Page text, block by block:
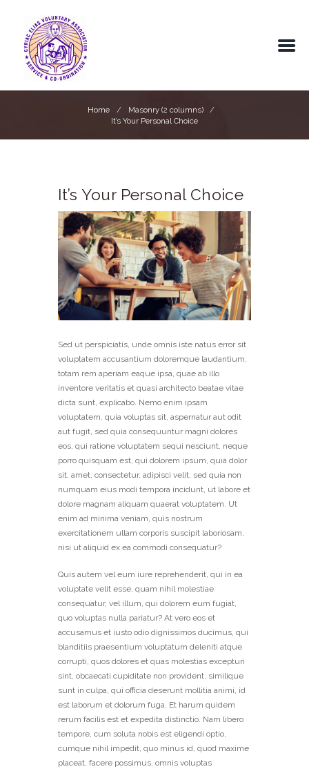
Home
Masonry (2 columns)
It’s Your Personal Choice
It’s Your Personal Choice
Sed ut perspiciatis, unde omnis iste natus error sit
voluptatem accusantium doloremque laudantium,
totam rem aperiam eaque ipsa, quae ab illo
inventore veritatis et quasi architecto beatae vitae
dicta sunt, explicabo. Nemo enim ipsam
voluptatem, quia voluptas sit, aspernatur aut odit
aut fugit, sed quia consequuntur magni dolores
eos, qui ratione voluptatem sequi nesciunt, neque
porro quisquam est, qui dolorem ipsum, quia dolor
sit, amet, consectetur, adipisci velit, sed quia non
numquam eius modi tempora incidunt, ut labore et
dolore magnam aliquam quaerat voluptatem. Ut
enim ad minima veniam, quis nostrum
exercitationem ullam corporis suscipit laboriosam,
nisi ut aliquid ex ea commodi consequatur?
Quis autem vel eum iure reprehenderit, qui in ea
voluptate velit esse, quam nihil molestiae
consequatur, vel illum, qui dolorem eum fugiat,
quo voluptas nulla pariatur? At vero eos et
accusamus et iusto odio dignissimos ducimus, qui
blanditiis praesentium voluptatum deleniti atque
corrupti, quos dolores et quas molestias excepturi
sint, obcaecati cupiditate non provident, similique
sunt in culpa, qui officia deserunt mollitia animi, id
est laborum et dolorum fuga. Et harum quidem
rerum facilis est et expedita distinctio. Nam libero
tempore, cum soluta nobis est eligendi optio,
cumque nihil impedit, quo minus id, quod maxime
placeat, facere possimus, omnis voluptas